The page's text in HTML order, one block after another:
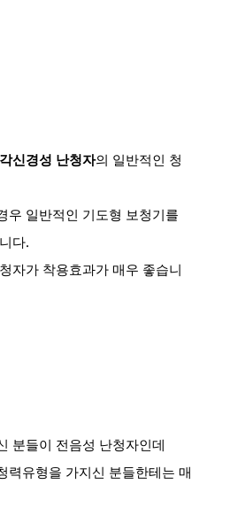
신경성 난청자의 일반적인 청
우 일반적인 기도형 보청기를
다.
자가 착용효과가 매우 좋습니
분들이 전음성 난청자인데
력유형을 가지신 분들한테는 매